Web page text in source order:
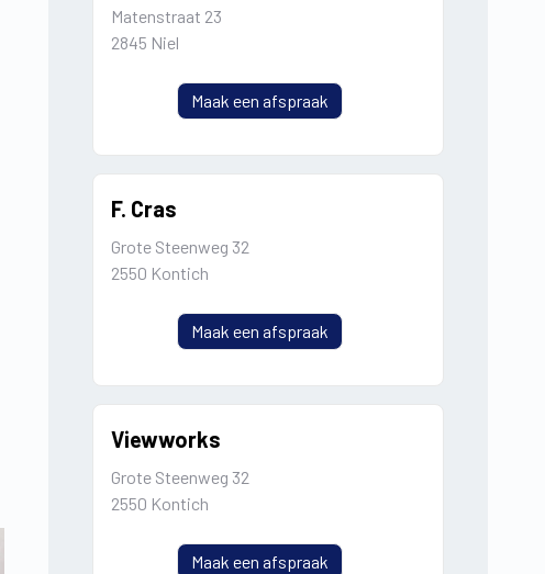
Matenstraat 23
2845 Niel
Maak een afspraak
F. Cras
Grote Steenweg 32
2550 Kontich
Maak een afspraak
Viewworks
Grote Steenweg 32
2550 Kontich
Maak een afspraak